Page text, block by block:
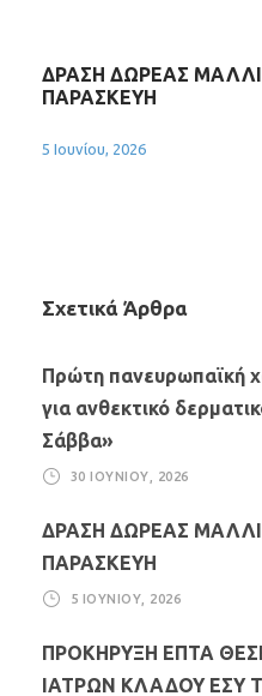
ΔΡΑΣΗ ΔΩΡΕΑΣ
ΠΑΡΑΣΚΕΥΗ
5 Ιουνίου, 2026
Σχετικά Άρθρα
Πρώτη πανευρωπαϊκή
για ανθεκτικό
Σάββα»
30 ΙΟΥΝΊΟΥ, 2026
ΔΡΑΣΗ ΔΩΡΕΑΣ
ΠΑΡΑΣΚΕΥΗ
5 ΙΟΥΝΊΟΥ, 2026
ΠΡΟΚΗΡΥΞΗ ΕΠΤΑ
ΙΑΤΡΩΝ ΚΛΑΔΟΥ ΕΣΥ